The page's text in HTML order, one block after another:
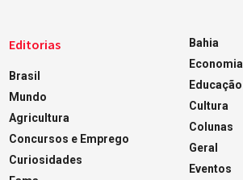
Editorias
Brasil
Mundo
Agricultura
Concursos e Emprego
Curiosidades
Bahia
Economia
Educação
Cultura
Colunas
Geral
Eventos